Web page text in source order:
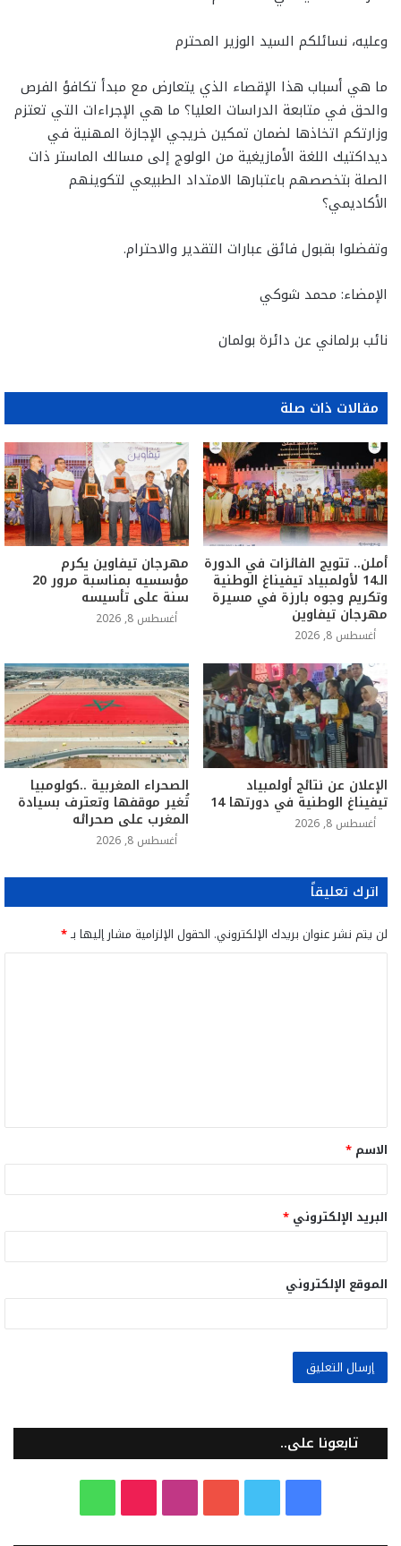
وعليه، نسائلكم السيد الوزير المحترم
ما هي أسباب هذا الإقصاء الذي يتعارض مع مبدأ تكافؤ الفرص
والحق في متابعة الدراسات العليا؟ ما هي الإجراءات التي تعتزم
وزارتكم اتخاذها لضمان تمكين خريجي الإجازة المهنية في
ديداكتيك اللغة الأمازيغية من الولوج إلى مسالك الماستر ذات
الصلة بتخصصهم باعتبارها الامتداد الطبيعي لتكوينهم
الأكاديمي؟
وتفضلوا بقبول فائق عبارات التقدير والاحترام.
الإمضاء: محمد شوكي
نائب برلماني عن دائرة بولمان
مقالات ذات صلة
أملن.. تتويج الفائزات في الدورة
الـ14 لأولمبياد تيفيناغ الوطنية
وتكريم وجوه بارزة في مسيرة
مهرجان تيفاوين
أغسطس 8, 2026
مهرجان تيفاوين يكرم
مؤسسيه بمناسبة مرور 20
سنة على تأسيسه
أغسطس 8, 2026
الإعلان عن نتائج أولمبياد
تيفيناغ الوطنية في دورتها 14
أغسطس 8, 2026
الصحراء المغربية ..كولومبيا
تُغير موقفها وتعترف بسيادة
المغرب على صحرائه
أغسطس 8, 2026
اترك تعليقاً
لن يتم نشر عنوان بريدك الإلكتروني. الحقول الإلزامية مشار إليها بـ*
ق
*
الاسم *
البريد الإلكتروني *
الموقع الإلكتروني
تابعونا على..